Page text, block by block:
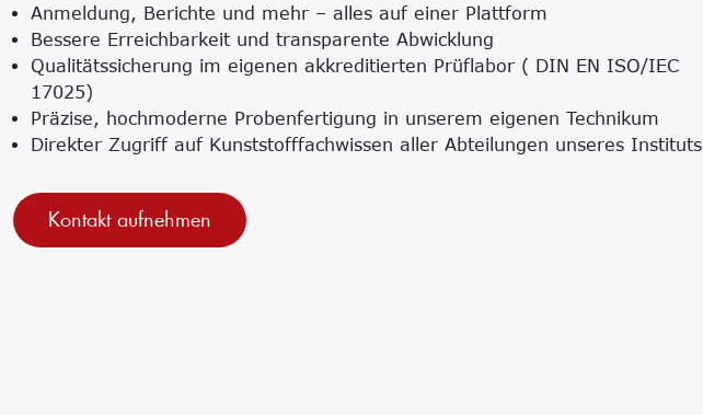
Anmeldung, Berichte und mehr – alles auf einer Plattform
Bessere Erreichbarkeit und transparente Abwicklung
Qualitätssicherung im eigenen akkreditierten Prüflabor ( DIN EN ISO/IEC
17025)
Präzise, hochmoderne Probenfertigung in unserem eigenen Technikum
Direkter Zugriff auf Kunststofffachwissen aller Abteilungen unseres Instituts
Kontakt aufnehmen